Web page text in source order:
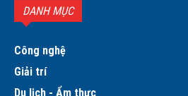
DANH MỤC
Công nghệ
Giải trí
Du lịch - Ẩm thực